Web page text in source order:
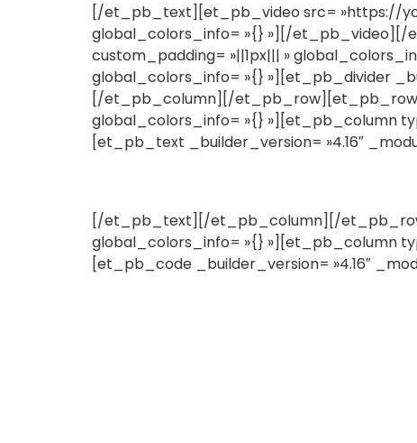
[/et_pb_text][et_pb_video src= »https://
global_colors_info= »{} »][/et_pb_video][/
custom_padding= »||1px||| »
global_colors_info= »{} »][et_pb_divider
[/et_pb_column][/et_pb_row][et_pb_row
global_colors_info= »{} »][et_pb_column
[et_pb_text _builder_version= »4.16″
[/et_pb_text][/et_pb_column][/
global_colors_info= »{} »][et_pb_column
[et_pb_code _builder_version= »4.16″